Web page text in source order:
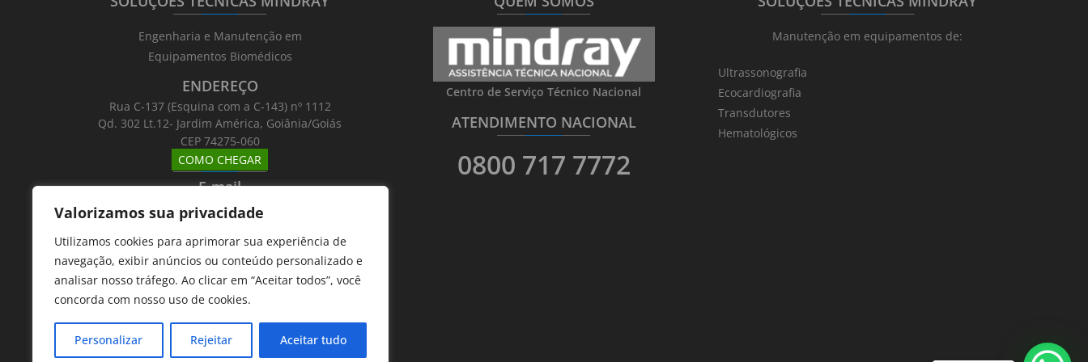
Valorizamos sua privacidade
Utilizamos cookies para aprimorar sua experiência de
navegação, exibir anúncios ou conteúdo personalizado e
analisar nosso tráfego. Ao clicar em “Aceitar todos”, você
concorda com nosso uso de cookies.
Personalizar Rejeitar Aceitar tudo
_______________________
Engenharia e Manutenção em
Equipamentos Biomédicos
ENDEREÇO
Rua C-137 (Esquina com a C-143) nº 1112
Qd. 302 Lt.12- Jardim América, Goiânia/Goiás
CEP 74275-060
COMO CHEGAR
_______________________
E-mail
Email: atntecnologiabrasil@gmail.com
Telefones
_______ ________________
62 9 8610 7777
11 9 7533 5757
_______________________
Centro de Serviço Técnico Nacional
ATENDIMENTO NACIONAL
_______________________
0800 717 7772
_______________________
Manutenção em equipamentos de:
Ultrassonografia
Ecocardiografia
Transdutores
Hematológicos